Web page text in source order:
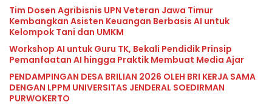
Tim Dosen Agribisnis UPN Veteran Jawa Timur
Kembangkan Asisten Keuangan Berbasis AI untuk
Kelompok Tani dan UMKM
Workshop AI untuk Guru TK, Bekali Pendidik Prinsip
Pemanfaatan AI hingga Praktik Membuat Media Ajar
PENDAMPINGAN DESA BRILIAN 2026 OLEH BRI KERJA SAMA
DENGAN LPPM UNIVERSITAS JENDERAL SOEDIRMAN
PURWOKERTO